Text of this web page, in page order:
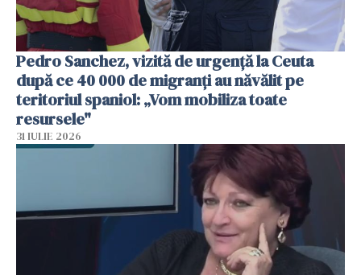
Pedro Sanchez, vizită de urgență la Ceuta
după ce 40 000 de migranți au năvălit pe
teritoriul spaniol: „Vom mobiliza toate
resursele"
31 IULIE 2026